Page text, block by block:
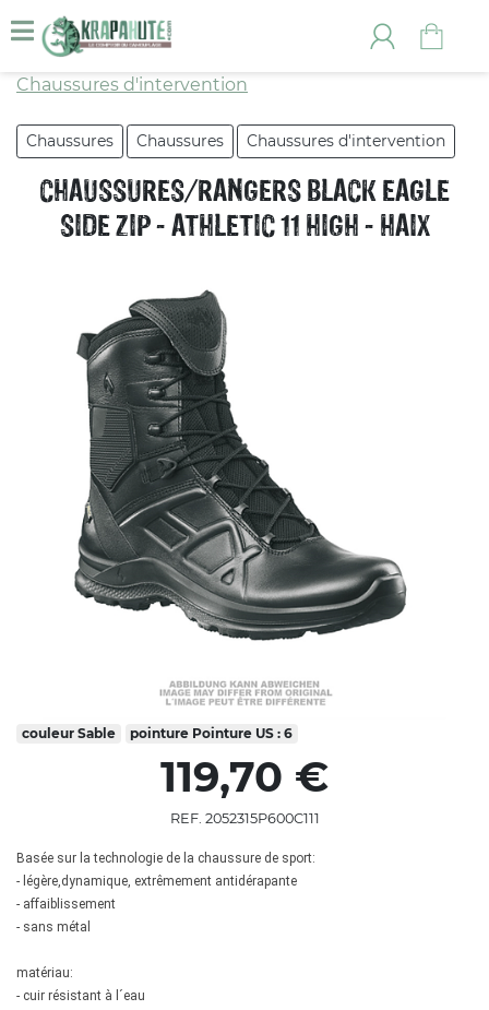
Chaussures Chaussures Chaussures d'intervention
CHAUSSURES/RANGERS BLACK EAGLE
SIDE ZIP - ATHLETIC 11 HIGH - HAIX
Basée sur la technologie de la chaussure de sport:
- légère,dynamique, extrêmement antidérapante
- affaiblissement
- sans métal
matériau:
- cuir résistant à l´eau
Chaussures d'intervention
119,70 €
REF. 2052315P600C111
couleur Sable pointure Pointure US : 6